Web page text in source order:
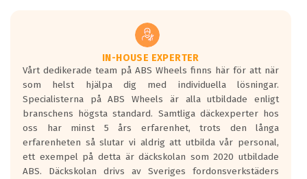
vilken körstil du använder.
Våtgrepp egenskaper:
Betygsskalan är satt A till F. Där A påvisar
den kortaste bromssträckan och F är den
längsta.
Inga D eller G betyg delas ut för
personbilar och lätta lastbilar.
Betyget sätts efter ett test där däcken
skall bromsa in på en väg där det ligger
IN-HOUSE EXPERTER
Vårt dedikerade team på ABS Wheels finns här för att när
som helst hjälpa dig med individuella lösningar.
Specialisterna på ABS Wheels är alla utbildade enligt
branschens högsta standard. Samtliga däckexperter hos
oss har minst 5 års erfarenhet, trots den långa
erfarenheten så slutar vi aldrig att utbilda vår personal,
ett exempel på detta är däckskolan som 2020 utbildade
ABS. Däckskolan drivs av Sveriges fordonsverkstäders